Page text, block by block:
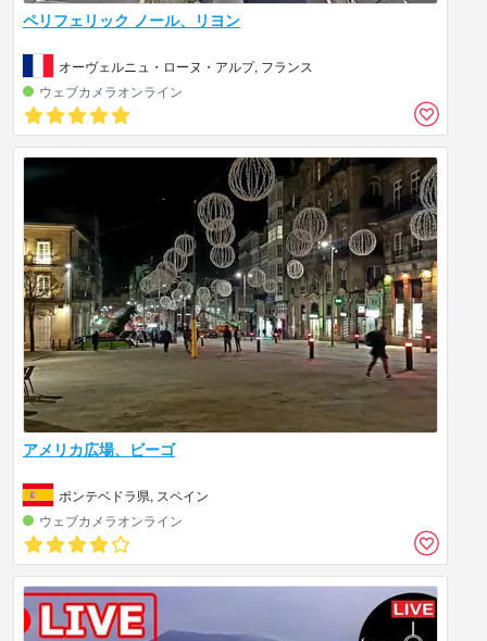
ペリフェリック ノール、リヨン
オーヴェルニュ・ローヌ・アルプ, フランス
ウェブカメラオンライン
アメリカ広場、ビーゴ
ポンテベドラ県, スペイン
ウェブカメラオンライン